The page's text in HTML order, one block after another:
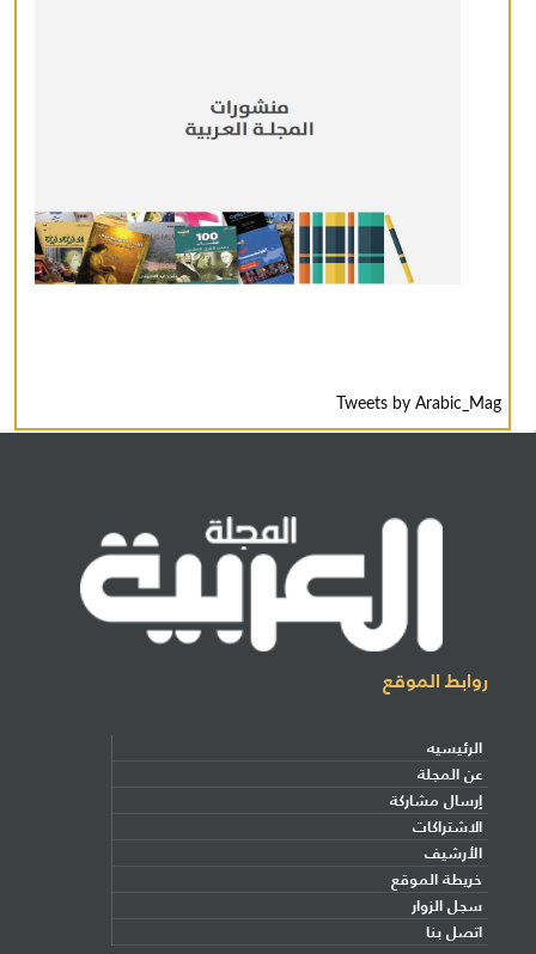
Tweets by Arabic_Mag
روابط الموقع
الرئيسيه
عن المجلة
إرسال مشاركة
الاشتراكات
الأرشيف
خريطة الموقع
سجل الزوار
اتصل بنا